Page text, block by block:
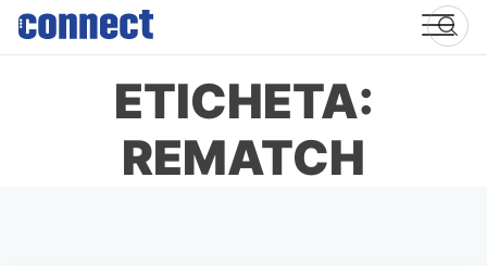
Skip
content
ETICHETA:
REMATCH